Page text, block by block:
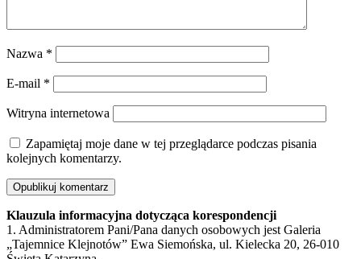
Nazwa *
E-mail *
Witryna internetowa
Zapamiętaj moje dane w tej przeglądarce podczas pisania
kolejnych komentarzy.
Klauzula informacyjna dotycząca korespondencji
1. Administratorem Pani/Pana danych osobowych jest Galeria
„Tajemnice Klejnotów” Ewa Siemońska, ul. Kielecka 20, 26-010